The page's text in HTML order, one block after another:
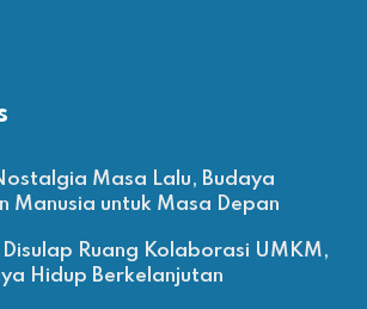
Masa Lalu, Budaya
Manusia untuk Masa Depan
Disulap Ruang Kolaborasi UMKM,
Hidup Berkelanjutan